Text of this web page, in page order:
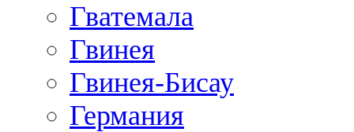
Гватемала
Гвинея
Гвинея-Бисау
Германия